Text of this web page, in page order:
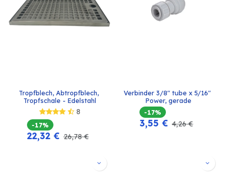
Tropfblech, Abtropfblech,
Tropfschale - Edelstahl
8
-17%
22,32€ 26,78€
Verbinder 3/8" tube x 5/16"
Power, gerade
-17%
3,55 € 4,26€